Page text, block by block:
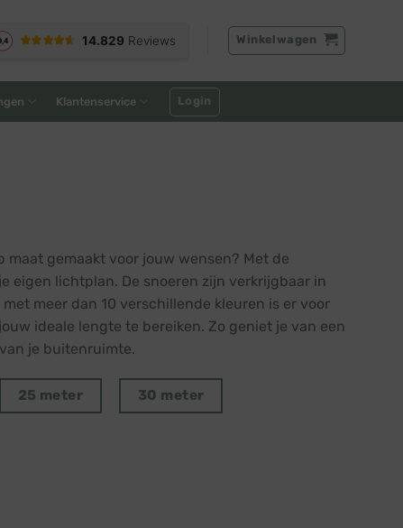
Winkelwagen
Klantenservice Login
gemaakt voor jouw wensen? Met de
eigen lichtplan. De snoeren zijn verkrijgbaar in
meer dan 10 verschillende kleuren is er voor
ideale lengte te bereiken. Zo geniet je van een
je buitenruimte.
25 meter 30 meter